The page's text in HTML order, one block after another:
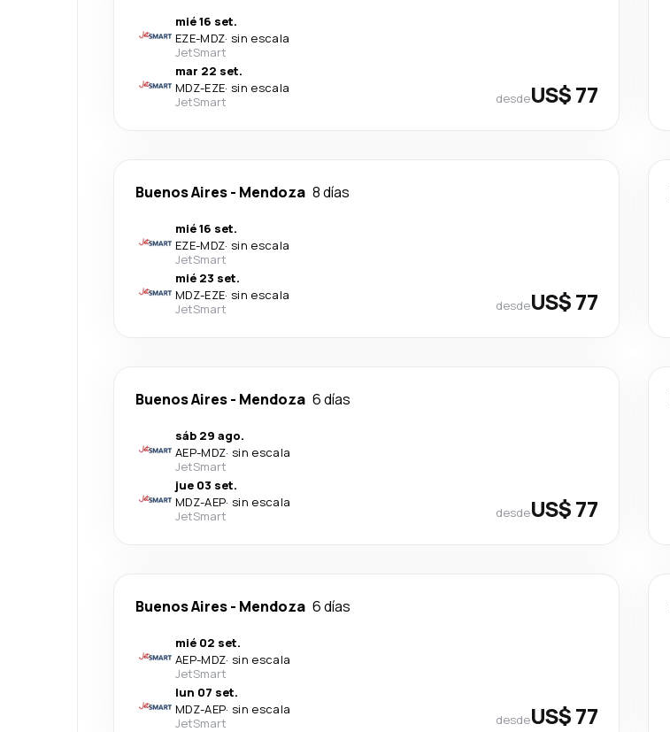
mié 16 set.
EZE-MDZ· sin escala
JetSmart
mar 22 set.
MDZ-EZE· sin escala
JetSmart
desdeUS$ 77
Buenos Aires- Mendoza 8 días
mié 16 set.
EZE-MDZ· sin escala
JetSmart
mié 23 set.
MDZ-EZE· sin escala
JetSmart
desdeUS$ 77
Buenos Aires- Mendoza 6 días
sáb 29 ago.
AEP-MDZ· sin escala
JetSmart
jue 03 set.
MDZ-AEP· sin escala
JetSmart
desdeUS$ 77
Buenos Aires- Mendoza 6 días
mié 02 set.
AEP-MDZ· sin escala
JetSmart
lun 07 set.
MDZ-AEP· sin escala
JetSmart
desdeUS$ 77